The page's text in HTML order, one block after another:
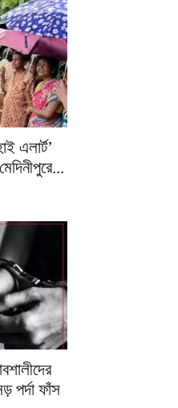
এলার্ট’
পর্দা ফাঁস